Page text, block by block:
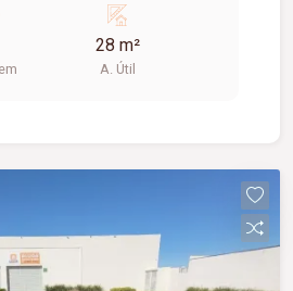
28 m²
A. Útil